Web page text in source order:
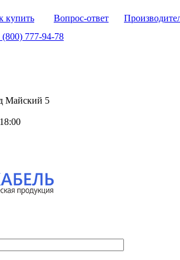
купить Вопрос-ответ
(800) 777-94-78
Майский 5